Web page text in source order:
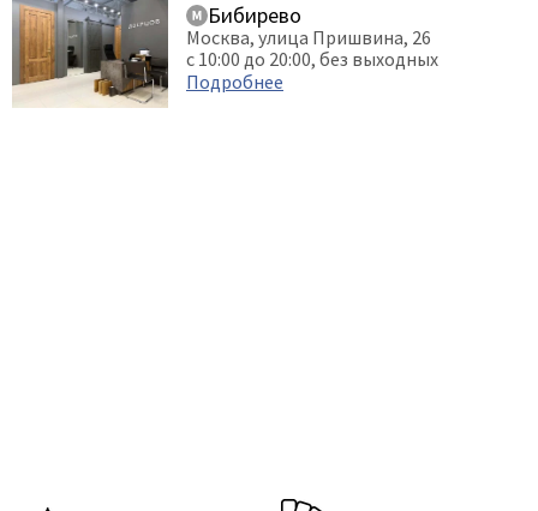
Бибирево
Москва, улица Пришвина, 26
с 10:00 до 20:00, без выходных
Подробнее